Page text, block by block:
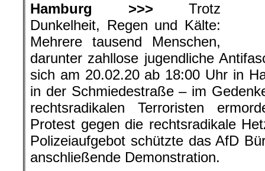
Hamburg >>> Trotz
Dunkelheit, Regen und Kälte:
Mehrere tausend Menschen,
darunter zahllose jugendliche
sich am 20.02.20 ab 18:00 Uhr in
in der Schmiedestraße – im
rechtsradikalen Terroristen
Protest gegen die rechtsradikale
Polizeiaufgebot schützte das AfD
anschließende Demonstration.